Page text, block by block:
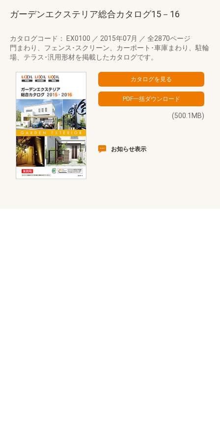
ガーデンエクステリア総合カタログ15－16
カタログコード： EX0100 ／ 2015年07月 ／ 全2870ページ
門まわり、フェンス･スクリーン、カーポート･車庫まわり、駐輪
場、テラス･汎用形材を掲載したカタログです。
(500.1MB)
お知らせ表示